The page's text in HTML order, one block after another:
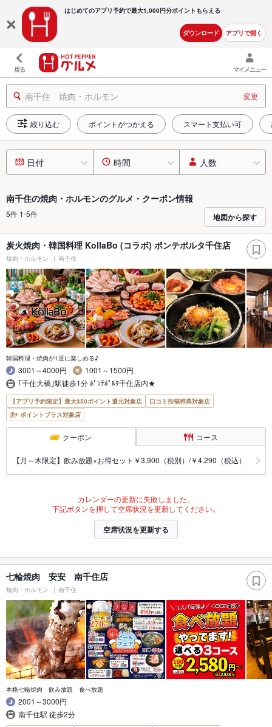
はじめてのアプリ予約で最大1,000円分ポイントもらえる
ダウンロード アプリで開く
戻る マイメニュー
南千住 焼肉・ホルモン 変更
絞り込む ポイントがつかえる スマート支払い可
日付 時間 人数
南千住の焼肉・ホルモンのグルメ・クーポン情報
5件 1-5件 地図から探す
炭火焼肉・韓国料理 KollaBo (コラボ) ポンテポルタ千住店
焼肉・ホルモン 南千住
韓国料理・焼肉が1度に楽しめる♪
3001～4000円
1001～1500円
｢千住大橋｣駅徒歩1分 ﾎﾟﾝﾃﾎﾟﾙﾀ千住店内★
【アプリ予約限定】最大350ポイント還元対象店
口コミ投稿特典対象店
ポイントプラス対象店
クーポン コース
【月～木限定】飲み放題×お得セット￥3,900（税別）/￥4,290（税込）
カレンダーの更新に失敗しました。
下記ボタンを押して空席状況を更新してください。
空席状況を更新する
七輪焼肉 安安 南千住店
焼肉・ホルモン 南千住
本格七輪焼肉 飲み放題 食べ放題
2001～3000円
南千住駅 徒歩2分